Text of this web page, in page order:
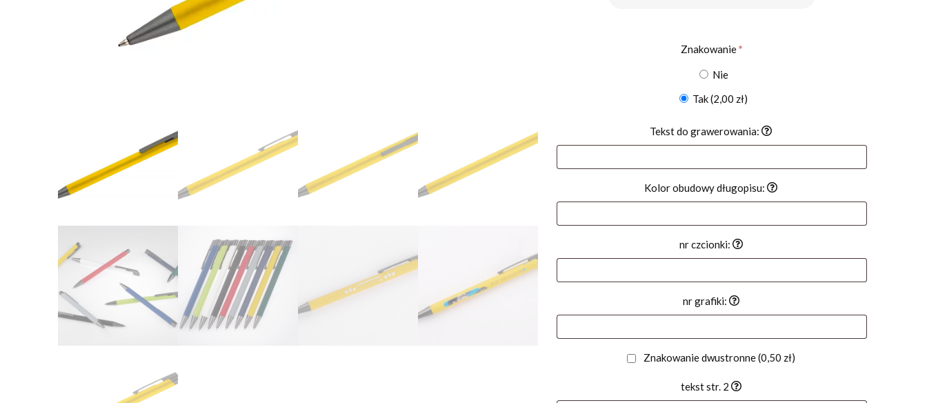
Znakowanie*
Nie
Tak(2,00 zł)
Tekst do grawerowania:
Kolor obudowy długopisu:
nr czcionki:
nr grafiki:
Znakowanie dwustronne(0,50 zł)
tekst str. 2